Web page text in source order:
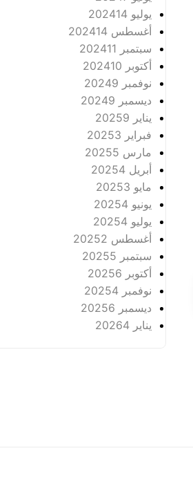
يوليو 2024 14
أغسطس 2024 14
سبتمبر 2024 11
أكتوبر 2024 10
نوفمبر 2024 9
ديسمبر 2024 9
يناير 2025 9
فبراير 2025 3
مارس 2025 5
أبريل 2025 4
مايو 2025 3
يونيو 2025 4
يوليو 2025 4
أغسطس 2025 2
سبتمبر 2025 5
أكتوبر 2025 6
نوفمبر 2025 4
ديسمبر 2025 6
يناير 2026 4